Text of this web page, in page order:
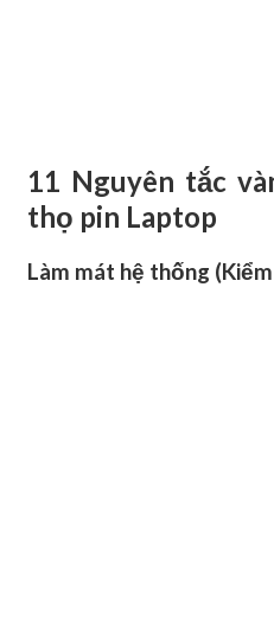
11 Nguyên tắc
thọ pin Laptop
Làm mát hệ thống